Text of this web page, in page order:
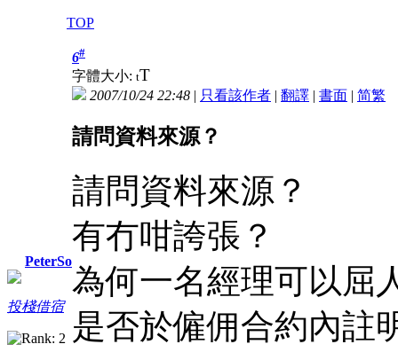
TOP
PeterSo
投棧借宿
6#
字體大小: tT
2007/10/24 22:48 | 只看該作者 | 翻譯 | 書面 | 简繁
請問資料來源？
請問資料來源？
有冇咁誇張？
為何一名經理可以屈
是否於僱佣合約內註